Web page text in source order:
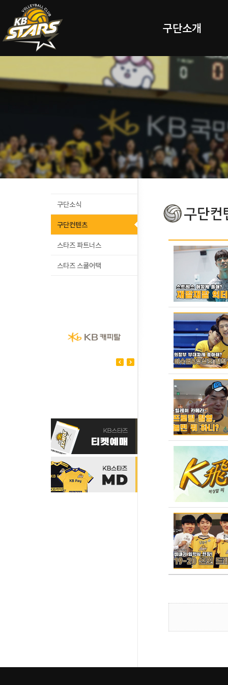
구단소개
구단소식
구단컨텐츠
스타즈 파트너스
스타즈 스쿨어택